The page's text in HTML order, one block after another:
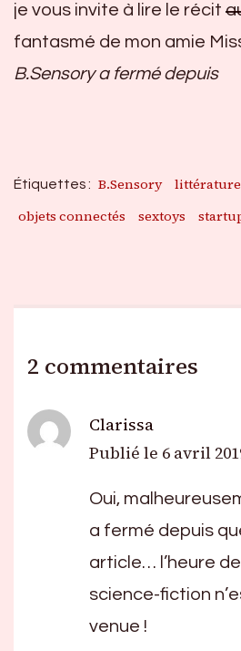
je vous invite à lire le récit
fantasmé de mon amie
B.Sensory a fermé depuis
Étiquettes : B.Sensory
objets connectés
sextoys
2 commentaires
Clarissa
Publié le 6 avril
Oui,
a fermé depuis
article… l’heure
science-fiction
venue !